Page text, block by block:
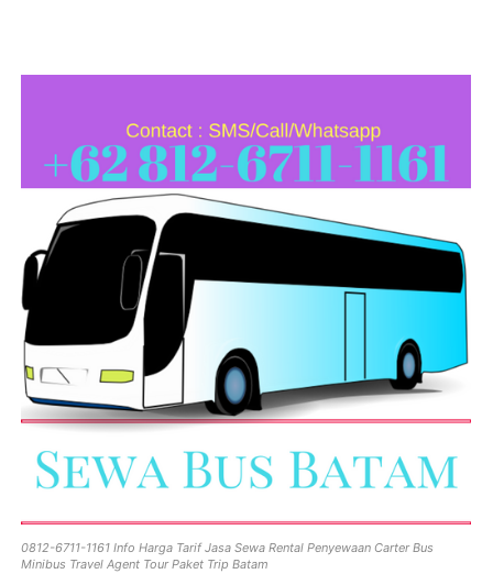
0812-6711-1161 Info Harga Tarif Jasa Sewa Rental Penyewaan Carter Bus
Minibus Travel Agent Tour Paket Trip Batam